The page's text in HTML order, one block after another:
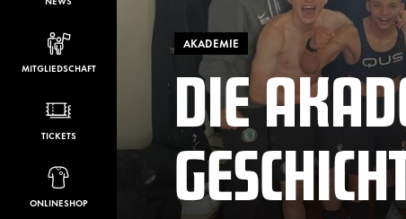
MITGLIEDSCHAFT
TICKETS
ONLINESHOP
AKADEMIE
DIE